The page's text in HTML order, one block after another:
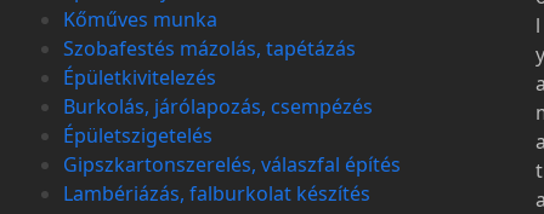
Kőműves munka
Szobafestés mázolás, tapétázás
Épületkivitelezés
Burkolás, járólapozás, csempézés
Épületszigetelés
Gipszkartonszerelés, válaszfal építés
Lambériázás, falburkolat készítés
l
y
t